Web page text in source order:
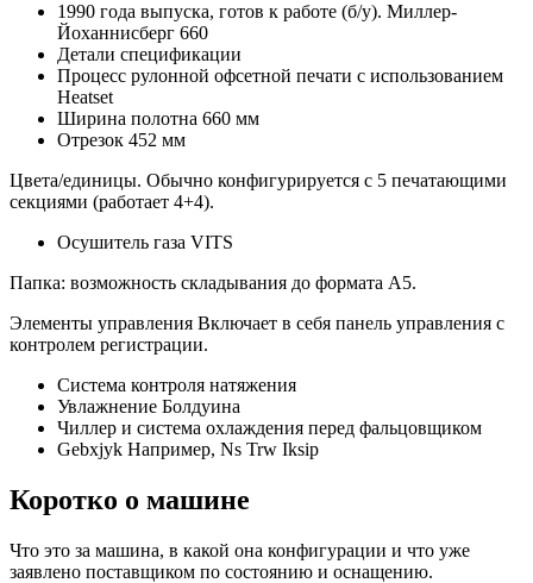
1990 года выпуска, готов к работе (б/у). Миллер-
Йоханнисберг 660
Детали спецификации
Процесс рулонной офсетной печати с использованием
Heatset
Ширина полотна 660 мм
Отрезок 452 мм
Цвета/единицы. Обычно конфигурируется с 5 печатающими
секциями (работает 4+4).
Осушитель газа VITS
Папка: возможность складывания до формата А5.
Элементы управления Включает в себя панель управления с
контролем регистрации.
Система контроля натяжения
Увлажнение Болдуина
Чиллер и система охлаждения перед фальцовщиком
Gebxjyk Например, Ns Trw Iksip
Коротко о машине
Что это за машина, в какой она конфигурации и что уже
заявлено поставщиком по состоянию и оснащению.